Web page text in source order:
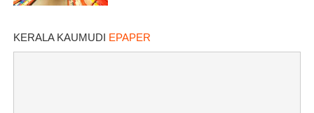
KERALA KAUMUDI EPAPER